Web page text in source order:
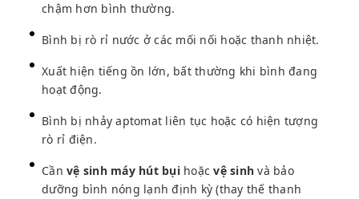
chậm hơn bình thường.
Bình bị rò rỉ nước ở các mối nối hoặc thanh nhiệt.
Xuất hiện tiếng ồn lớn, bất thường khi bình đang
hoạt động.
Bình bị nhảy aptomat liên tục hoặc có hiện tượng
rò rỉ điện.
Cần vệ sinh máy hút bụihoặcvệ sinh và bảo
dưỡng bình nóng lạnh định kỳ (thay thế thanh